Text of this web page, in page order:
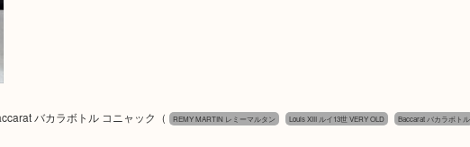
バカラボトル コニャック （ REMY MARTIN レミーマルタン Louis XIII ルイ13世 VERY OLD Baccarat バカラボトル